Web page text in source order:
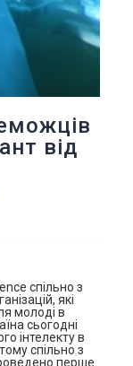
від
спільно з
які
молоді в
сьогодні
інтелекту в
спільно з
перше